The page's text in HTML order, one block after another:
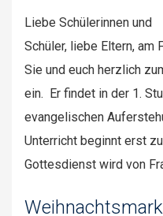
Liebe Schülerinnen und
Schüler, liebe Eltern, am
Sie und euch herzlich
ein. Er findet in der 1.
evangelischen
Unterricht beginnt erst
Gottesdienst wird von